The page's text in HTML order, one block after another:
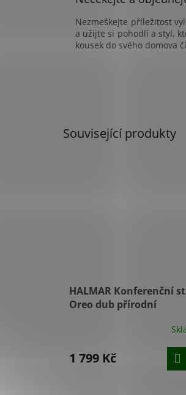
Související produkty
HALMAR Konferenční
Oreo dub přírodní
1 799 Kč
Nezmeškejte příležitost
a užijte si pohodlí a styl,
kousek do svého domova